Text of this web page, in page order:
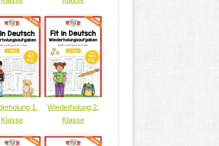
1.
Klasse
Wiederholung 2.
Klasse